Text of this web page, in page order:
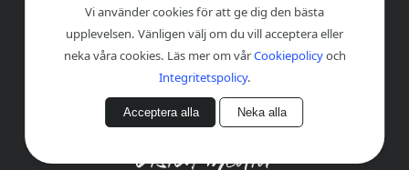
© COPYRIGHT, NORDÉN HYDRAULIC AB
Vi använder cookies för att ge dig den bästa
upplevelsen. Vänligen välj om du vill acceptera eller
neka våra cookies. Läs mer om vårCookiepolicyoch
Integritetspolicy.
Acceptera alla Neka alla